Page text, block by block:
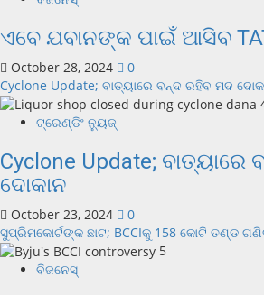
ଏବେ ଯବାନଙ୍କ ପାଇଁ ଆସିବ
October 28, 2024
0
Cyclone Update; ବାତ୍ୟାରେ ବନ୍ଦ ରହିବ ମଦ
ଟ୍ରେଣ୍ଡିଂ ନ୍ୟୁଜ୍
Cyclone Update;
ଦୋକାନ
October 23, 2024
0
ସୁପ୍ରିମକୋର୍ଟଙ୍କ ଛାଟ; BCCIକୁ 158 କୋଟି ତଣ୍ଡ
5
ବିଜନେସ୍